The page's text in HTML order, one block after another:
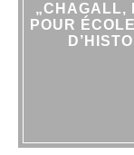
„CHAGALL,
POUR